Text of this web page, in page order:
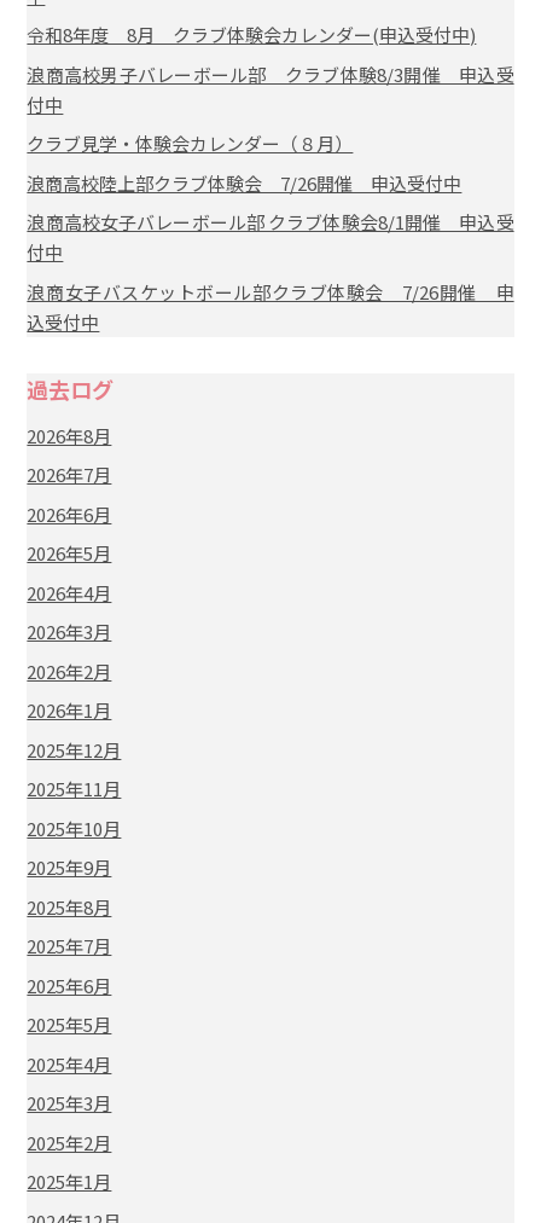
令和8年度 8月 クラブ体験会カレンダー(申込受付中)
浪商高校男子バレーボール部 クラブ体験8/3開催 申込受
付中
クラブ見学・体験会カレンダー（８月）
浪商高校陸上部クラブ体験会 7/26開催 申込受付中
浪商高校女子バレーボール部 クラブ体験会8/1開催 申込受
付中
浪商女子バスケットボール部クラブ体験会 7/26開催 申
込受付中
過去ログ
2026年8月
2026年7月
2026年6月
2026年5月
2026年4月
2026年3月
2026年2月
2026年1月
2025年12月
2025年11月
2025年10月
2025年9月
2025年8月
2025年7月
2025年6月
2025年5月
2025年4月
2025年3月
2025年2月
2025年1月